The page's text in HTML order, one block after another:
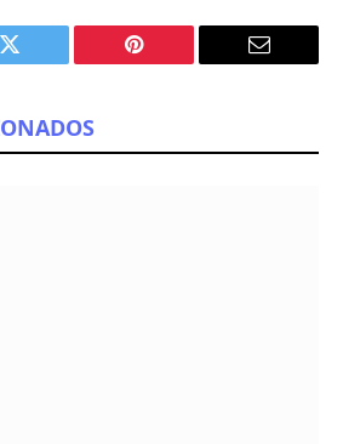
Twitter Pinterest Email